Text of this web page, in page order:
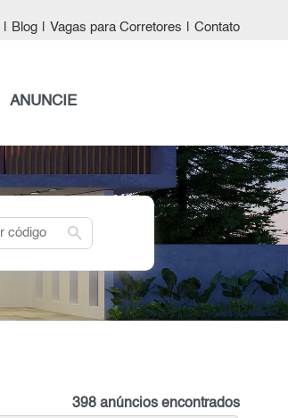
Blog Vagas para Corretores Contato
ANUNCIE
search
398 anúncios encontrados